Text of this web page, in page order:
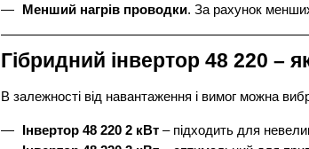
Менший нагрів проводки. За рахунок
Гібридний інвертор 48 220 –
В залежності від навантаження і вимог можна
Інвертор 48 220 2 кВт – підходить для